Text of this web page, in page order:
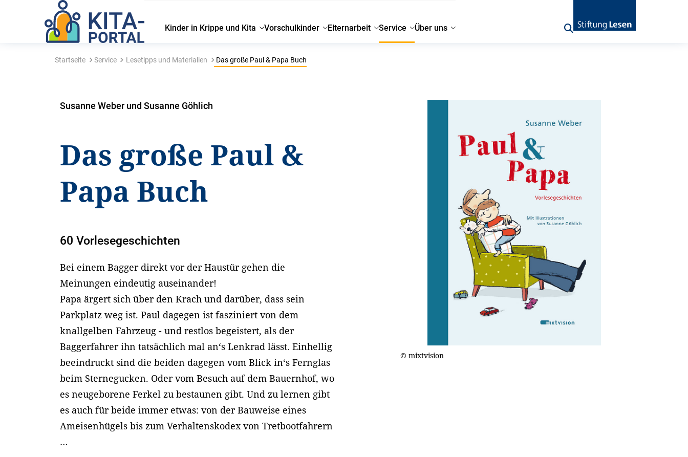
Kinder in Krippe und Kita Vorschulkinder Elternarbeit Service Über uns
Startseite Service Lesetipps und Materialien Das große Paul & Papa Buch
Susanne Weber und Susanne Göhlich
Das große Paul &
Papa Buch
60 Vorlesegeschichten
Bei einem Bagger direkt vor der Haustür gehen die
Meinungen eindeutig auseinander!
Papa ärgert sich über den Krach und darüber, dass sein
Parkplatz weg ist. Paul dagegen ist fasziniert von dem
knallgelben Fahrzeug - und restlos begeistert, als der
Baggerfahrer ihn tatsächlich mal an‘s Lenkrad lässt. Einhellig
beeindruckt sind die beiden dagegen vom Blick in‘s Fernglas
beim Sternegucken. Oder vom Besuch auf dem Bauernhof, wo
es neugeborene Ferkel zu bestaunen gibt. Und zu lernen gibt
es auch für beide immer etwas: von der Bauweise eines
Ameisenhügels bis zum Verhaltenskodex von Tretbootfahrern
…
© mixtvision